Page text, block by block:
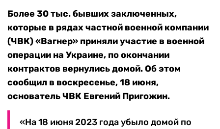
Более 30 тыс. бывших заключенных,
которые в рядах частной военной компании
(ЧВК) «Вагнер» приняли участие в военной
операции на Украине, по окончании
контрактов вернулись домой. Об этом
сообщил в воскресенье, 18 июня,
основатель ЧВК Евгений Пригожин.
«На 18 июня 2023 года убыло домой по